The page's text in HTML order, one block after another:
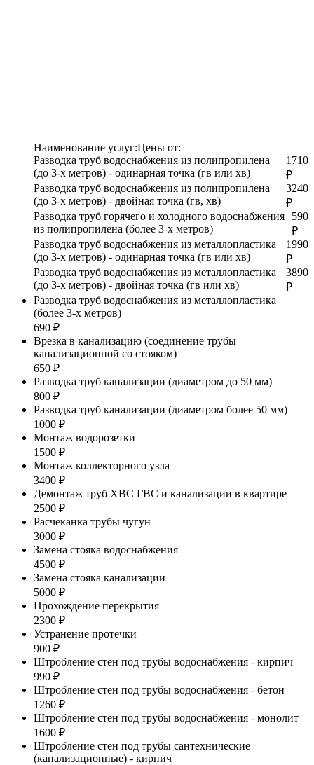
Наименование услуг:Цены от:
Разводка труб водоснабжения из полипропилена
(до 3-х метров) - одинарная точка (гв или хв)
1710
₽
Разводка труб водоснабжения из полипропилена
(до 3-х метров) - двойная точка (гв, хв)
3240
₽
Разводка труб горячего и холодного водоснабжения
из полипропилена (более 3-х метров)
590
₽
Разводка труб водоснабжения из металлопластика
(до 3-х метров) - одинарная точка (гв или хв)
1990
₽
Разводка труб водоснабжения из металлопластика
(до 3-х метров) - двойная точка (гв или хв)
3890
₽
Разводка труб водоснабжения из металлопластика
(более 3-х метров)
690 ₽
Врезка в канализацию (соединение трубы
канализационной со стояком)
650 ₽
Разводка труб канализации (диаметром до 50 мм)
800 ₽
Разводка труб канализации (диаметром более 50 мм)
1000 ₽
Монтаж водорозетки
1500 ₽
Монтаж коллекторного узла
3400 ₽
Демонтаж труб ХВС ГВС и канализации в квартире
2500 ₽
Расчеканка трубы чугун
3000 ₽
Замена стояка водоснабжения
4500 ₽
Замена стояка канализации
5000 ₽
Прохождение перекрытия
2300 ₽
Устранение протечки
900 ₽
Штробление стен под трубы водоснабжения - кирпич
990 ₽
Штробление стен под трубы водоснабжения - бетон
1260 ₽
Штробление стен под трубы водоснабжения - монолит
1600 ₽
Штробление стен под трубы сантехнические
(канализационные) - кирпич